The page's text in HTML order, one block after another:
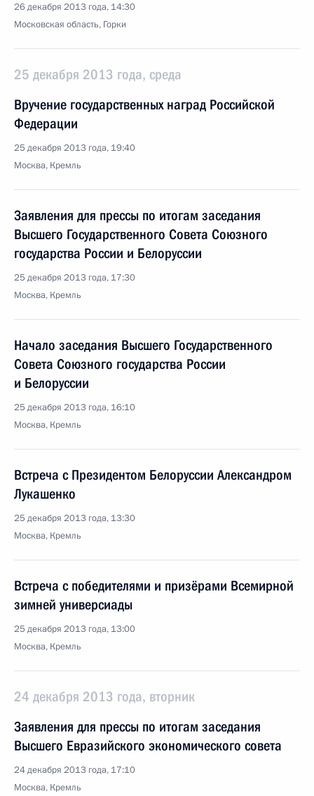
26 декабря 2013 года, 14:30
Московская область, Горки
25 декабря 2013 года, среда
Вручение государственных наград Российской
Федерации
25 декабря 2013 года, 19:40
Москва, Кремль
Заявления для прессы по итогам заседания
Высшего Государственного Совета Союзного
государства России и Белоруссии
25 декабря 2013 года, 17:30
Москва, Кремль
Начало заседания Высшего Государственного
Совета Союзного государства России
и Белоруссии
25 декабря 2013 года, 16:10
Москва, Кремль
Встреча с Президентом Белоруссии Александром
Лукашенко
25 декабря 2013 года, 13:30
Москва, Кремль
Встреча с победителями и призёрами Всемирной
зимней универсиады
25 декабря 2013 года, 13:00
Москва, Кремль
24 декабря 2013 года, вторник
Заявления для прессы по итогам заседания
Высшего Евразийского экономического совета
24 декабря 2013 года, 17:10
Москва, Кремль